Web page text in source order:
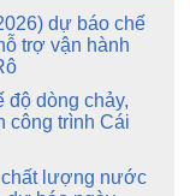
dự báo chế
trợ vận hành
độ dòng chảy,
công trình Cái
chất lượng nước